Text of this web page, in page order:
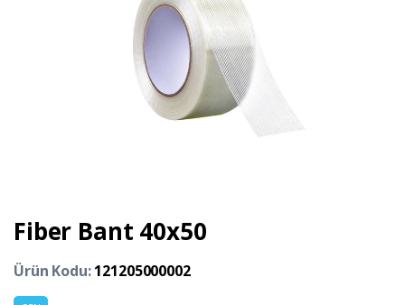
Fiber Bant 40x50
Ürün Kodu:121205000002